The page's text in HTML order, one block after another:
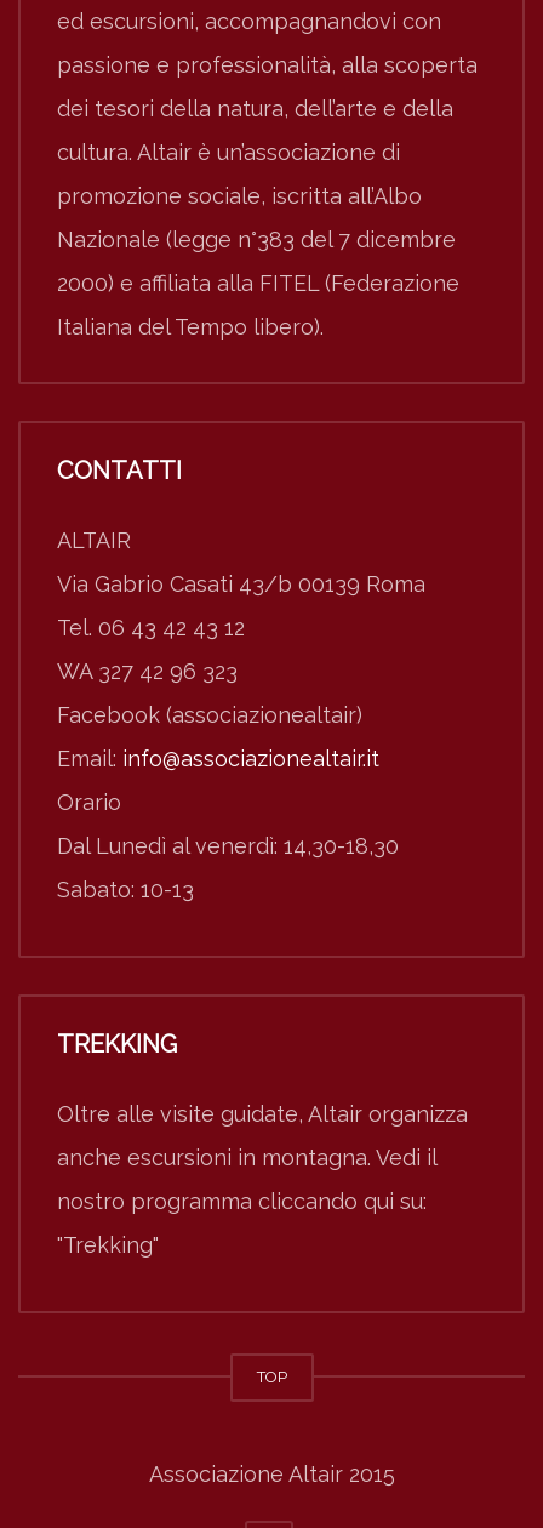
ed escursioni, accompagnandovi con
passione e professionalità, alla scoperta
dei tesori della natura, dell’arte e della
cultura. Altair è un’associazione di
promozione sociale, iscritta all’Albo
Nazionale (legge n°383 del 7 dicembre
2000) e affiliata alla FITEL (Federazione
Italiana del Tempo libero).
CONTATTI
ALTAIR
Via Gabrio Casati 43/b 00139 Roma
Tel. 06 43 42 43 12
WA 327 42 96 323
Facebook (associazionealtair)
Email: info@associazionealtair.it
Orario
Dal Lunedì al venerdì: 14,30-18,30
Sabato: 10-13
TREKKING
Oltre alle visite guidate, Altair organizza
anche escursioni in montagna. Vedi il
nostro programma cliccando qui su:
"Trekking"
TOP
Associazione Altair 2015